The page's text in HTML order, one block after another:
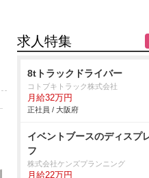
求人特集
8tトラックドライバー
コトブキトラック株式会社
月給32万円
正社員 / 大阪府
イベントブースのディスプ
フ
株式会社ケンズプランニング
月給22万円